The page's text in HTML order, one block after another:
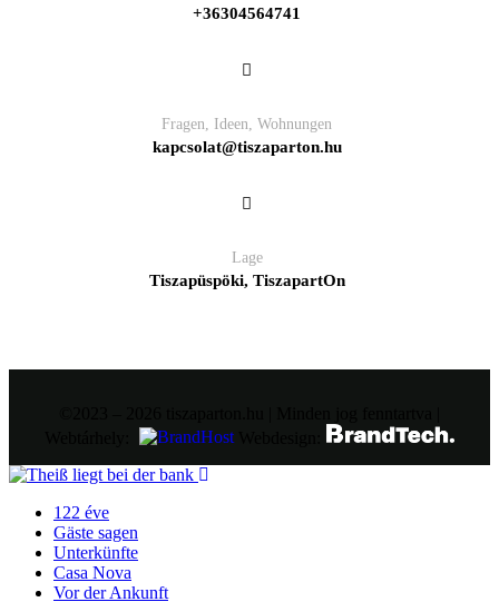
+36304564741
Fragen, Ideen, Wohnungen
kapcsolat@tiszaparton.hu
Lage
Tiszapüspöki, TiszapartOn
122 éve
Gäste sagen
Unterkünfte
Casa Nova
Vor der Ankunft